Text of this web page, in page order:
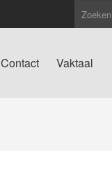
Contact Vaktaal